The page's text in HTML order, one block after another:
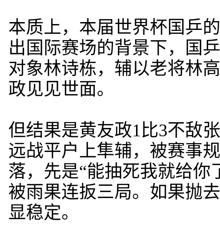
本质上，本届世界杯国乒
出国际赛场的背景下，国
对象林诗栋，辅以老将林
政见见世面。
但结果是黄友政1比3不敌
远战平户上隼辅，被赛事
落，先是“能抽死我就给你
被雨果连扳三局。如果抛
显稳定。